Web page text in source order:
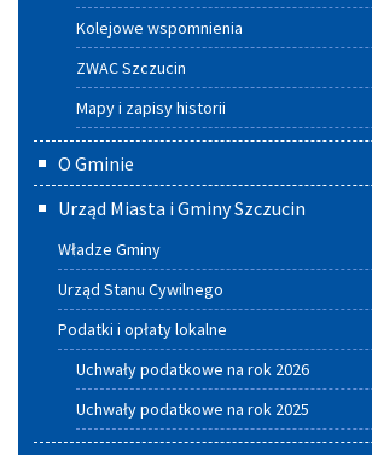
Kolejowe wspomnienia
ZWAC Szczucin
Mapy i zapisy historii
O Gminie
Urząd Miasta i Gminy Szczucin
Władze Gminy
Urząd Stanu Cywilnego
Podatki i opłaty lokalne
Uchwały podatkowe na rok 2026
Uchwały podatkowe na rok 2025